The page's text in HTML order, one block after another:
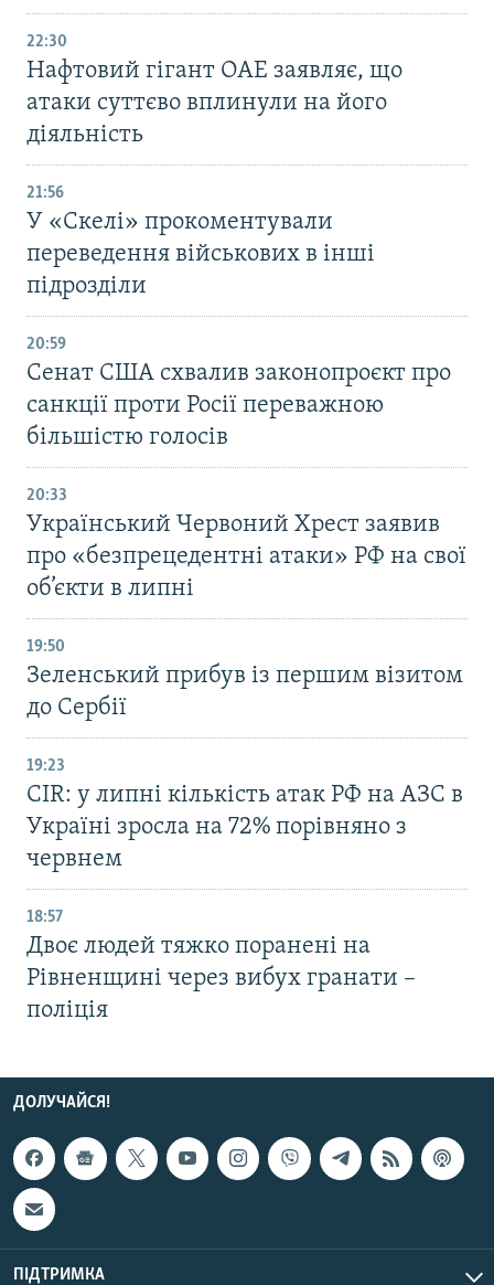
22:30
Нафтовий гігант ОАЕ заявляє, що
атаки суттєво вплинули на його
діяльність
21:56
У «Скелі» прокоментували
переведення військових в інші
підрозділи
20:59
Cенат США схвалив законопроєкт про
санкції проти Росії переважною
більшістю голосів
20:33
Український Червоний Хрест заявив
про «безпрецедентні атаки» РФ на свої
об’єкти в липні
19:50
Зеленський прибув із першим візитом
до Сербії
19:23
CIR: у липні кількість атак РФ на АЗС в
Україні зросла на 72% порівняно з
червнем
18:57
Двоє людей тяжко поранені на
Рівненщині через вибух гранати –
поліція
ДОЛУЧАЙСЯ!
ПІДТРИМКА